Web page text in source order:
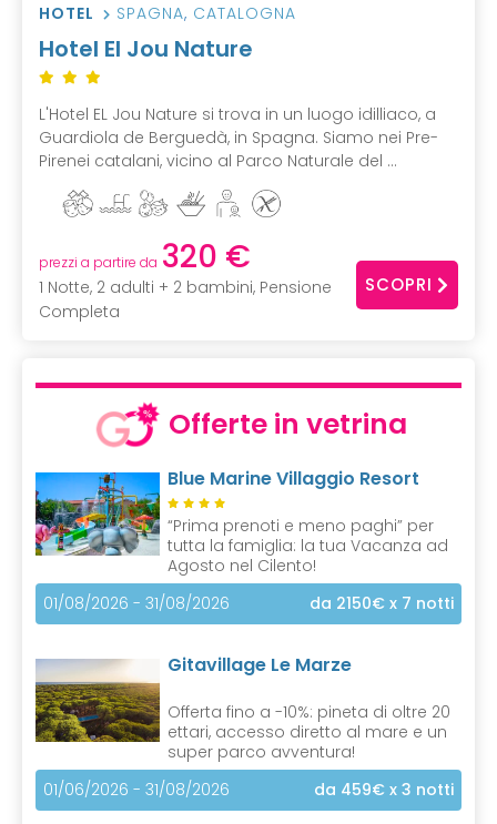
HOTEL SPAGNA, CATALOGNA
Hotel El Jou Nature
L'Hotel EL Jou Nature si trova in un luogo idilliaco, a
Guardiola de Berguedà, in Spagna. Siamo nei Pre-
Pirenei catalani, vicino al Parco Naturale del ...
prezzi a partire da 320 €
1 Notte, 2 adulti + 2 bambini, Pensione
Completa
SCOPRI
Offerte in vetrina
Blue Marine Villaggio Resort
“Prima prenoti e meno paghi” per
tutta la famiglia: la tua Vacanza ad
Agosto nel Cilento!
01/08/2026 - 31/08/2026
da 2150€ x 7 notti
Gitavillage Le Marze
Offerta fino a -10%: pineta di oltre 20
ettari, accesso diretto al mare e un
super parco avventura!
01/06/2026 - 31/08/2026
da 459€ x 3 notti